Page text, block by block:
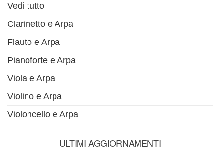
Vedi tutto
Clarinetto e Arpa
Flauto e Arpa
Pianoforte e Arpa
Viola e Arpa
Violino e Arpa
Violoncello e Arpa
ULTIMI AGGIORNAMENTI